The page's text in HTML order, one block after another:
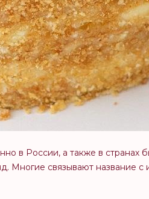
в России, а также в
Многие связывают название